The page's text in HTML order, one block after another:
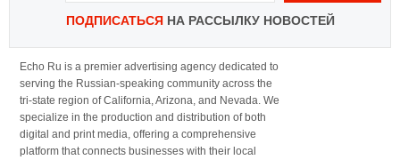
ПОДПИСАТЬСЯНА РАССЫЛКУ НОВОСТЕЙ
Echo Ru is a premier advertising agency dedicated to
serving the Russian-speaking community across the
tri-state region of California, Arizona, and Nevada. We
specialize in the production and distribution of both
digital and print media, offering a comprehensive
platform that connects businesses with their local